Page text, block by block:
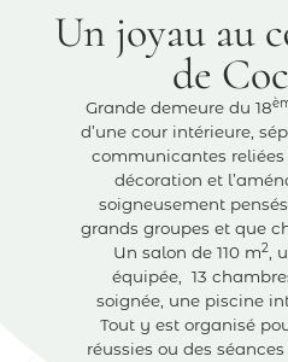
Un joyau au
de
Grande demeure du 18
d’une cour intérieure,
communicantes
décoration et
soigneusement
grands groupes et que
Un salon de 110 m2,
équipée, 13
soignée, une piscine
Tout y est organisé
réussies ou des